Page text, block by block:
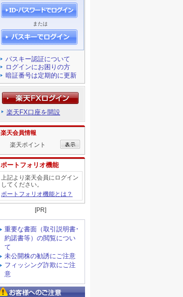
または
パスキー認証について
ログインにお困りの方
暗証番号は定期的に更新
楽天FX口座を開設
楽天会員情報
楽天ポイント
ポートフォリオ機能
上記より楽天会員にログイン
してください。
ポートフォリオ機能とは？
[PR]
重要な書面（取引説明書･
約諾書等）の閲覧につい
て
未公開株の勧誘にご注意
フィッシング詐欺にご注
意